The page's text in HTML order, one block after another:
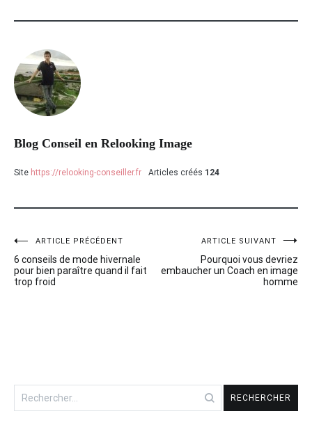
Blog Conseil en Relooking Image
Site https://relooking-conseiller.fr Articles créés 124
Navigation
de
ARTICLE PRÉCÉDENT
6 conseils de mode hivernale
pour bien paraître quand il fait
trop froid
ARTICLE SUIVANT
Pourquoi vous devriez
embaucher un Coach en image
homme
Rechercher :